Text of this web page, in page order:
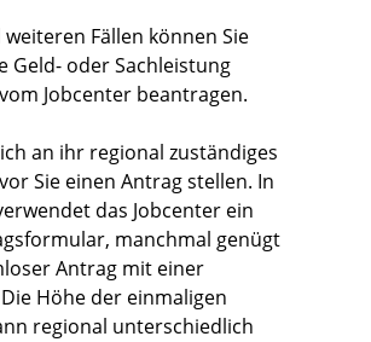
Fällen können Sie
Geld- oder Sachleistung
Jobcenter beantragen.
an ihr regional zuständiges
Sie einen Antrag stellen. In
das Jobcenter ein
manchmal genügt
Antrag mit einer
Höhe der einmaligen
regional unterschiedlich